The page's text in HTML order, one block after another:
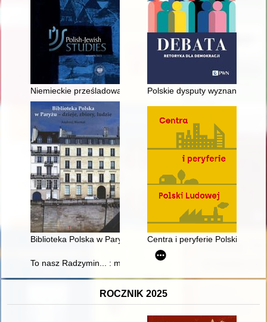
Niemieckie prześladowania i represje stosowane wobec
Polskie dysputy wyznaniowe w
Biblioteka Polska w Paryżu - dzieje, zbiory, ludzie : zarys
Centra i peryferie Polski
To nasz Radzymin... : monografia Towarzystwa Przyjaciół
ROCZNIK 2025